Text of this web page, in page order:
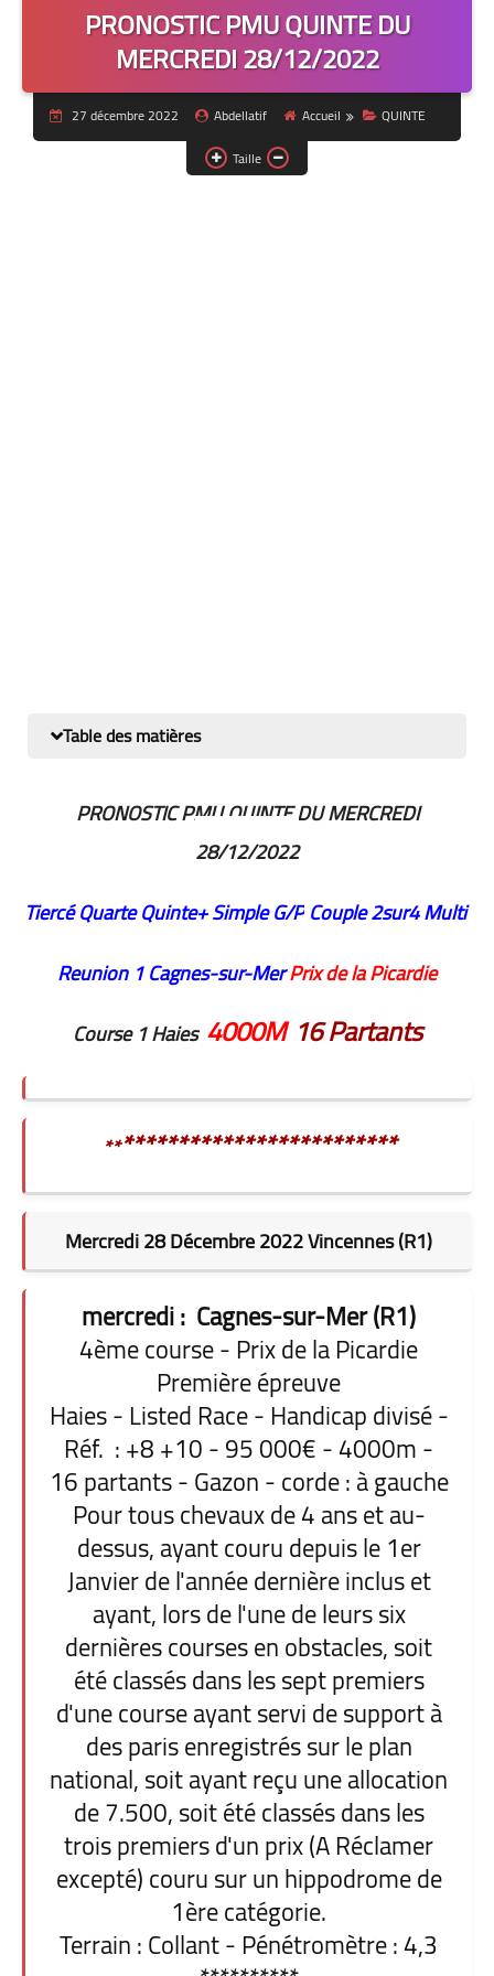
PRONOSTIC PMU QUINTE DU
MERCREDI 28/12/2022
27 décembre 2022 Abdellatif Accueil
QUINTE
Taille
Table des matières
PRONOSTIC PMU QUINTE DU MERCREDI
28/12/2022
Tiercé QuarteQuinte+Simple G/PCouple2sur4Multi
Reunion 1 Cagnes-sur-MerPrix de la Picardie
Course 1 Haies4000M16 Partants
***************************
Mercredi 28 Décembre 2022 Vincennes (R1)
mercredi : Cagnes-sur-Mer (R1)
4ème course - Prix de la Picardie
Première épreuve
Haies - Listed Race - Handicap divisé -
Réf. : +8 +10 - 95 000€ - 4000m -
16 partants - Gazon - corde : à gauche
Pour tous chevaux de 4 ans et au-
dessus, ayant couru depuis le 1er
Janvier de l'année dernière inclus et
ayant, lors de l'une de leurs six
dernières courses en obstacles, soit
été classés dans les sept premiers
d'une course ayant servi de support à
des paris enregistrés sur le plan
national, soit ayant reçu une allocation
de 7.500, soit été classés dans les
trois premiers d'un prix (A Réclamer
excepté) couru sur un hippodrome de
1ère catégorie.
Terrain : Collant - Pénétromètre : 4,3